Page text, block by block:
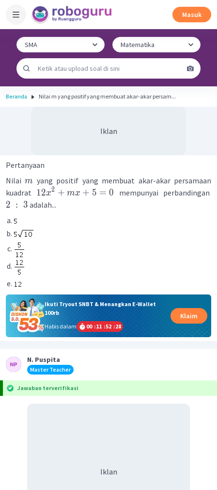
Masuk
Beranda Nilai m yang positif yang membuat akar-akar persam...
Iklan
Pertanyaan
Nilaim yang positif yang membuat akar-akar persamaan
kuadrat 12x2 + mx + 5 = 0 mempunyai perbandingan
2 : 3 adalah...
Ikuti Tryout SNBT & Menangkan E-Wallet
100rb
Habis dalam
00 :11 :52 :28
Klaim
N. Puspita
Master Teacher
Jawaban terverifikasi
Iklan